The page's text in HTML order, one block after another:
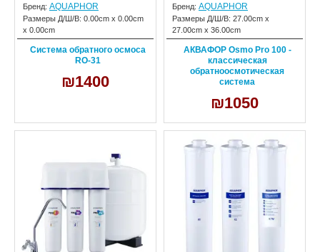
Бренд: AQUAPHOR
Размеры Д/Ш/В: 0.00cm x 0.00cm
x 0.00cm
Система обратного осмоса
RO-31
₪1400
Бренд: AQUAPHOR
Размеры Д/Ш/В: 27.00cm x
27.00cm x 36.00cm
АКВАФОР Osmo Pro 100 -
классическая
обратноосмотическая
система
₪1050